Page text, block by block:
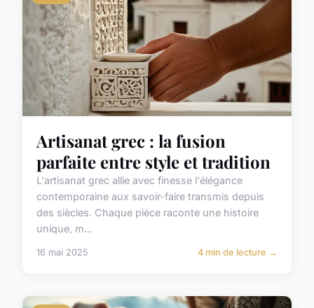
Artisanat grec : la fusion
parfaite entre style et tradition
L'artisanat grec allie avec finesse l'élégance
contemporaine aux savoir-faire transmis depuis
des siècles. Chaque pièce raconte une histoire
unique, m...
16 mai 2025 4 min de lecture →